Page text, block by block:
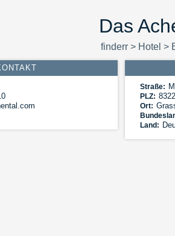
Das
finderr > Hotel >
Straße:
PLZ:
Ort:
Land: